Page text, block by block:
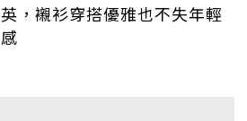
英，襯衫穿搭優雅也不失年輕
感